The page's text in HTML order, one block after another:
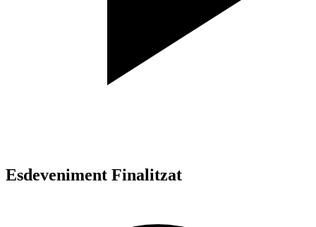
Esdeveniment Finalitzat